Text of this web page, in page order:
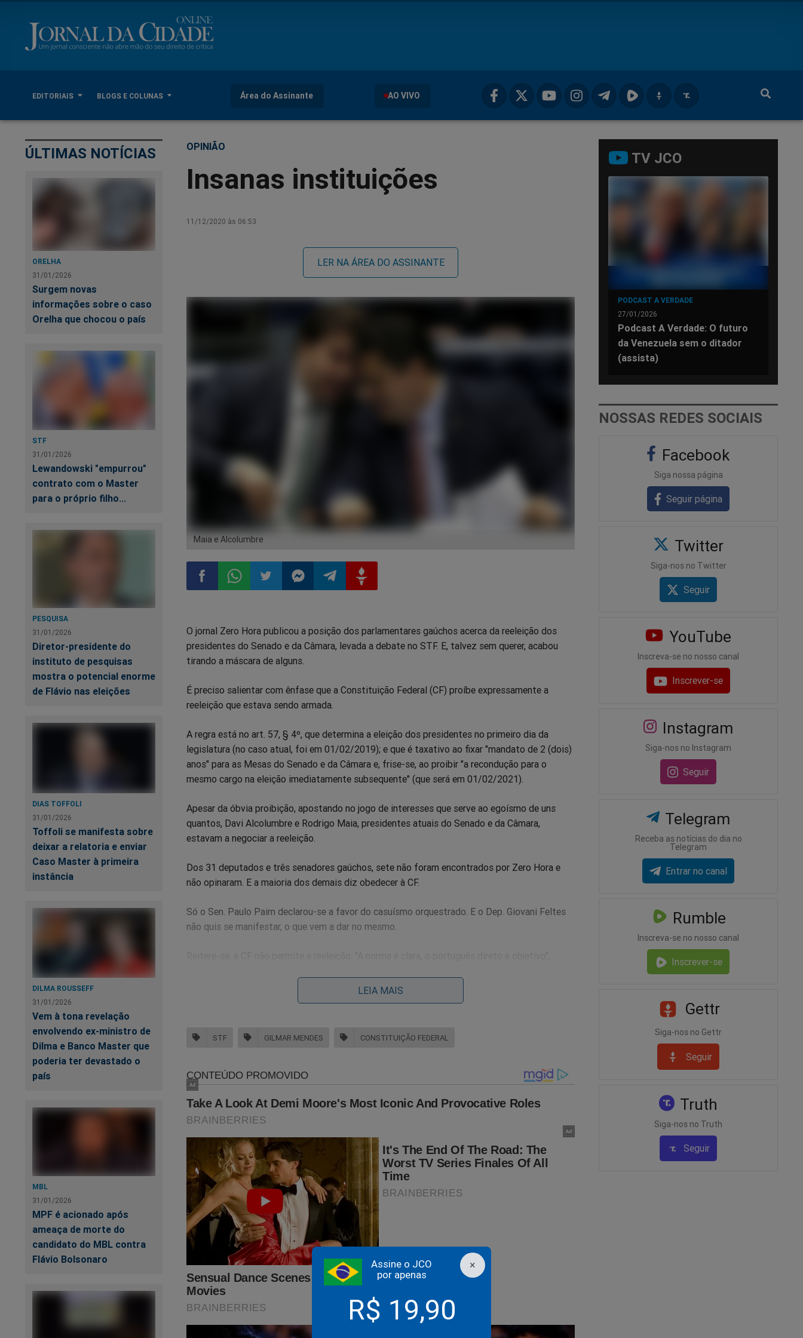
EDITORIAIS BLOGS E COLUNAS Área do Assinante AO VIVO
×
Assine o JCO
por apenas
R$ 19,90
ÚLTIMAS NOTÍCIAS
ORELHA
31/01/2026
Surgem novas
informações sobre o caso
Orelha que chocou o país
STF
31/01/2026
Lewandowski "empurrou"
contrato com o Master
para o próprio filho...
PESQUISA
31/01/2026
Diretor-presidente do
instituto de pesquisas
mostra o potencial enorme
de Flávio nas eleições
DIAS TOFFOLI
31/01/2026
Toffoli se manifesta sobre
deixar a relatoria e enviar
Caso Master à primeira
instância
DILMA ROUSSEFF
31/01/2026
Vem à tona revelação
envolvendo ex-ministro de
Dilma e Banco Master que
poderia ter devastado o
país
MBL
31/01/2026
MPF é acionado após
ameaça de morte do
candidato do MBL contra
Flávio Bolsonaro
OPINIÃO
Insanas instituições
11/12/2020 às 06:53
LER NA ÁREA DO ASSINANTE
Maia e Alcolumbre
no
Facebook
no
Whatsapp
no
Twitter
no
Messenger
no
no
O jornal Zero Hora publicou a posição dos parlamentares gaúchos acerca da reeleição dos
presidentes do Senado e da Câmara, levada a debate no STF. E, talvez sem querer, acabou
tirando a máscara de alguns.
É preciso salientar com ênfase que a Constituição Federal (CF) proíbe expressamente a
reeleição que estava sendo armada.
A regra está no art. 57, § 4º, que determina a eleição dos presidentes no primeiro dia da
legislatura (no caso atual, foi em 01/02/2019); e que é taxativo ao fixar "mandato de 2 (dois)
anos" para as Mesas do Senado e da Câmara e, frise-se, ao proibir "a recondução para o
mesmo cargo na eleição imediatamente subsequente" (que será em 01/02/2021).
Apesar da óbvia proibição, apostando no jogo de interesses que serve ao egoísmo de uns
quantos, Davi Alcolumbre e Rodrigo Maia, presidentes atuais do Senado e da Câmara,
estavam a negociar a reeleição.
Dos 31 deputados e três senadores gaúchos, sete não foram encontrados por Zero Hora e
não opinaram. E a maioria dos demais diz obedecer à CF.
Só o Sen. Paulo Paim declarou-se a favor do casuísmo orquestrado. E o Dep. Giovani Feltes
não quis se manifestar, o que vem a dar no mesmo.
Quem afirma o contrário afronta a Carta da República - não importa se é ministro togado ou
Reagindo às negociatas, o PTB foi ao STF. Na ação, pediu para "afastar qualquer
Dos 11 ministros do STF, cinco aplicaram a técnica do "duplipensar" (bela sacada de Orwell) e
declararam a Constituição inconstitucional.
alterar a regra constitucional através de uma mudança regimental, de uma questão de ordem
ou "qualquer outro meio de fixação de entendimento próprio à atividade parlamentar".
Ou seja, para ele, a questão circunscreve-se no domínio "interna corporis". E a CF (ex-Carta
Maior) é rebaixada para a segundona.
A tese de Gilmar Mendes é que "o afastamento da letra da Constituição pode muito bem
promover objetivos constitucionais de elevado peso normativo, e assim esteirar-se em
princípios de centralidade inconteste para o ordenamento jurídico" (sic).
Kassio Nunes (de recente nomeação por Bolsonaro) também fez das suas, afrontando a CF:
embora com ressalva, acolheu a tese da reeleição.
LEIA MAIS
STF GILMAR MENDES CONSTITUIÇÃO FEDERAL
TV JCO
PODCAST A VERDADE
27/01/2026
Podcast A Verdade: O futuro
da Venezuela sem o ditador
(assista)
NOSSAS REDES SOCIAIS
Facebook
Siga nossa página
Seguir página
Twitter
Siga-nos no Twitter
Seguir
YouTube
Inscreva-se no nosso canal
Inscrever-se
Instagram
Siga-nos no Instagram
Seguir
Telegram
Receba as notícias do dia no
Telegram
Entrar no canal
Rumble
Inscreva-se no nosso canal
Inscrever-se
Gettr
Siga-nos no Gettr
Seguir
Truth
Siga-nos no Truth
Seguir